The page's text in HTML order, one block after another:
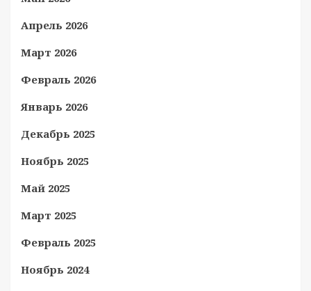
Апрель 2026
Март 2026
Февраль 2026
Январь 2026
Декабрь 2025
Ноябрь 2025
Май 2025
Март 2025
Февраль 2025
Ноябрь 2024